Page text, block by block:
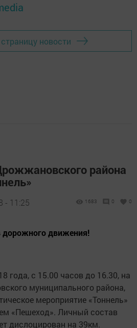
новости
района
- 11:25 1683 0 0
дорожного движения!
года, с 15.00 часов до 16.30, на
муниципального района,
мероприятие «Тоннель»
«Пешеход». Личный состав
дислоцирован на 39км.